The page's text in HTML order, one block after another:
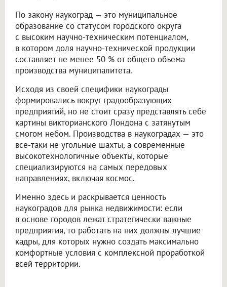
По закону наукоград — это муниципальное
образование со статусом городского округа
с высоким научно-техническим потенциалом,
в котором доля научно-технической продукции
составляет не менее 50 % от общего объема
производства муниципалитета.
Исходя из своей специфики наукограды
формировались вокруг градообразующих
предприятий, но не стоит сразу представлять себе
картины викторианского Лондона с затянутым
смогом небом. Производства в наукоградах — это
все-таки не угольные шахты, а современные
высокотехнологичные объекты, которые
специализируются на самых передовых
направлениях, включая космос.
Именно здесь и раскрывается ценность
наукоградов для рынка недвижимости: если
в основе городов лежат стратегически важные
предприятия, то работать на них должны лучшие
кадры, для которых нужно создать максимально
комфортные условия с комплексной проработкой
всей территории.